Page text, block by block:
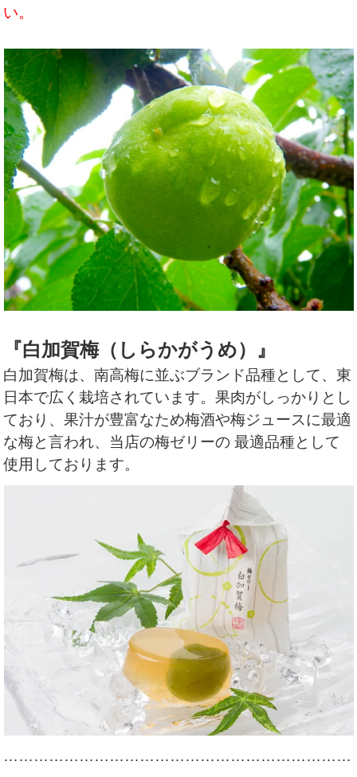
い。
『白加賀梅（しらかがうめ）』
白加賀梅は、南高梅に並ぶブランド品種として、東
日本で広く栽培されています。果肉がしっかりとし
ており、果汁が豊富なため梅酒や梅ジュースに最適
な梅と言われ、当店の梅ゼリーの 最適品種として
使用しております。
……………………………………………………………